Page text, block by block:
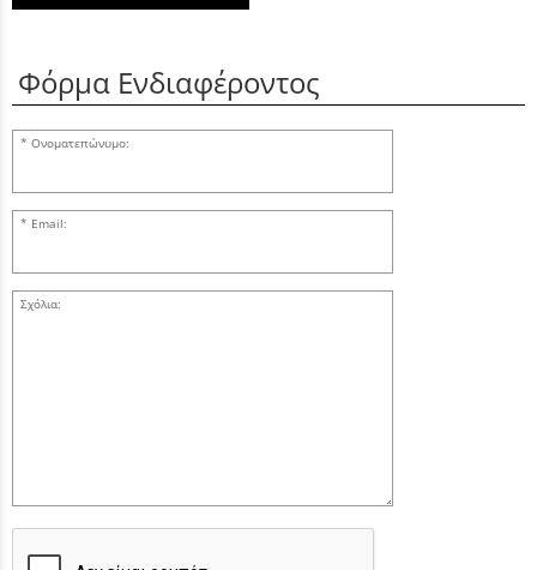
Φόρμα Ενδιαφέροντος
Ονοματεπώνυμο:
Email:
Σχόλια: